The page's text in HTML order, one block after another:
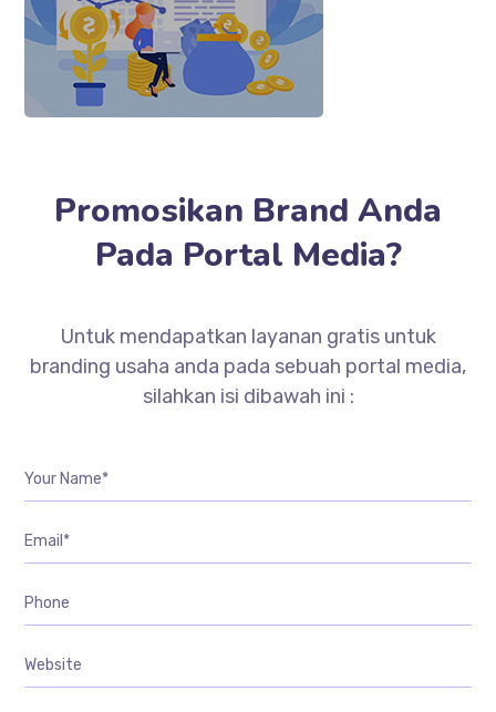
Promosikan Brand Anda
Pada Portal Media?
Untuk mendapatkan layanan gratis untuk
branding usaha anda pada sebuah portal media,
silahkan isi dibawah ini :